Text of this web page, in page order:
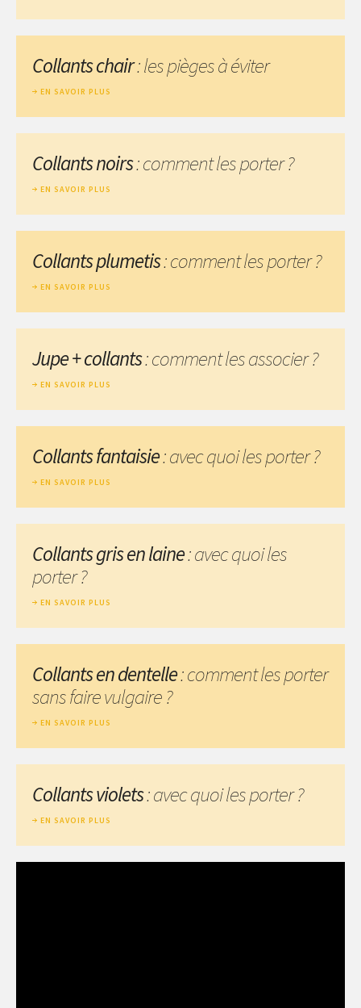
Collants chair: les pièges à éviter
EN SAVOIR PLUS
Collants noirs: comment les porter ?
EN SAVOIR PLUS
Collants plumetis: comment les porter ?
EN SAVOIR PLUS
Jupe + collants: comment les associer ?
EN SAVOIR PLUS
Collants fantaisie: avec quoi les porter ?
EN SAVOIR PLUS
Collants gris en laine: avec quoi les
porter ?
EN SAVOIR PLUS
Collants en dentelle: comment les porter
sans faire vulgaire ?
EN SAVOIR PLUS
Collants violets: avec quoi les porter ?
EN SAVOIR PLUS